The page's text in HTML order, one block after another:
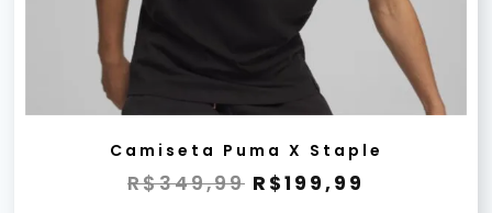
Camiseta Puma X Staple
R$349,99 R$199,99